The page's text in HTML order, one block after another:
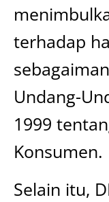
terhadap
Undang-
1999
Konsumen.
Selain itu,